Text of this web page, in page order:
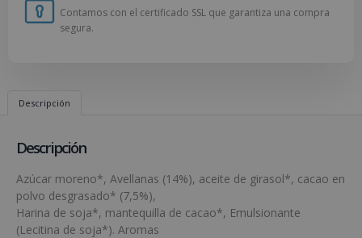
Contamos con el certificado SSL que garantiza una compra
segura.
Descripción
Descripción
Azúcar moreno*, Avellanas (14%), aceite de girasol*, cacao en
polvo desgrasado* (7,5%),
Harina de soja*, mantequilla de cacao*, Emulsionante
(Lecitina de soja*). Aromas